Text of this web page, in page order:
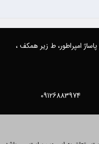
امپراطور، ط زیر همکف ،